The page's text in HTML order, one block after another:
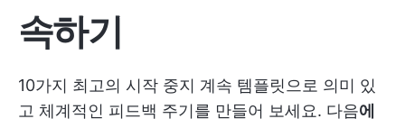
속하기
10가지 최고의 시작 중지 계속 템플릿으로 의미 있
고 체계적인 피드백 주기를 만들어 보세요. 다음에